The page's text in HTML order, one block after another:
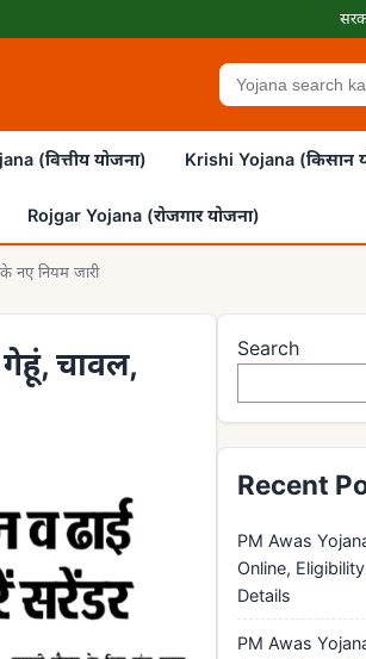
Search
(वित्तीय योजना) Krishi Yojana (किसान
Rojgar Yojana (रोजगार योजना)
नए नियम जारी
चावल,
Search
Recent
PM Awas
Online,
Details
PM Awas